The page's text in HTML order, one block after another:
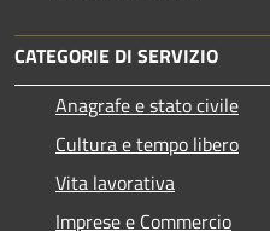
CATEGORIE DI SERVIZIO
Anagrafe e stato civile
Cultura e tempo libero
Vita lavorativa
Imprese e Commercio